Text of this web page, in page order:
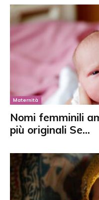
Maternità
Nomi femminili
più originali Se...